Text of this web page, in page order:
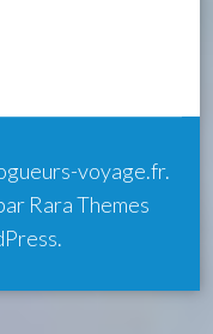
voyage.fr.
Rara Themes
.